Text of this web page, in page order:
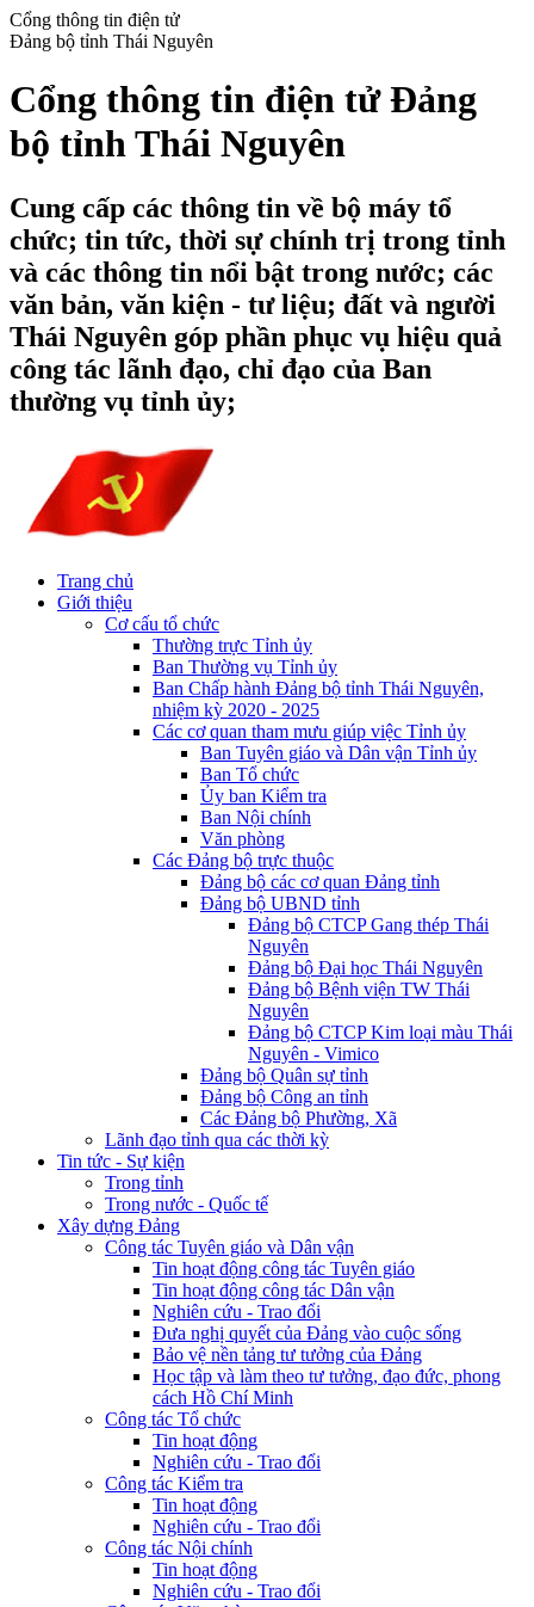
Cổng thông tin điện tử
Đảng bộ tỉnh Thái Nguyên
Cổng thông tin điện tử Đảng
bộ tỉnh Thái Nguyên
Cung cấp các thông tin về bộ máy tổ
chức; tin tức, thời sự chính trị trong tỉnh
và các thông tin nổi bật trong nước; các
văn bản, văn kiện - tư liệu; đất và người
Thái Nguyên góp phần phục vụ hiệu quả
công tác lãnh đạo, chỉ đạo của Ban
thường vụ tỉnh ủy;
Trang chủ
Giới thiệu
Cơ cấu tổ chức
Thường trực Tỉnh ủy
Ban Thường vụ Tỉnh ủy
Ban Chấp hành Đảng bộ tỉnh Thái Nguyên,
nhiệm kỳ 2020 - 2025
Các cơ quan tham mưu giúp việc Tỉnh ủy
Ban Tuyên giáo và Dân vận Tỉnh ủy
Ban Tổ chức
Ủy ban Kiểm tra
Ban Nội chính
Văn phòng
Các Đảng bộ trực thuộc
Đảng bộ các cơ quan Đảng tỉnh
Đảng bộ UBND tỉnh
Đảng bộ CTCP Gang thép Thái
Nguyên
Đảng bộ Đại học Thái Nguyên
Đảng bộ Bệnh viện TW Thái
Nguyên
Đảng bộ CTCP Kim loại màu Thái
Nguyên - Vimico
Đảng bộ Quân sự tỉnh
Đảng bộ Công an tỉnh
Các Đảng bộ Phường, Xã
Lãnh đạo tỉnh qua các thời kỳ
Tin tức - Sự kiện
Trong tỉnh
Trong nước - Quốc tế
Xây dựng Đảng
Công tác Tuyên giáo và Dân vận
Tin hoạt động công tác Tuyên giáo
Tin hoạt động công tác Dân vận
Nghiên cứu - Trao đổi
Đưa nghị quyết của Đảng vào cuộc sống
Bảo vệ nền tảng tư tưởng của Đảng
Học tập và làm theo tư tưởng, đạo đức, phong
cách Hồ Chí Minh
Công tác Tổ chức
Tin hoạt động
Nghiên cứu - Trao đổi
Công tác Kiểm tra
Tin hoạt động
Nghiên cứu - Trao đổi
Công tác Nội chính
Tin hoạt động
Nghiên cứu - Trao đổi